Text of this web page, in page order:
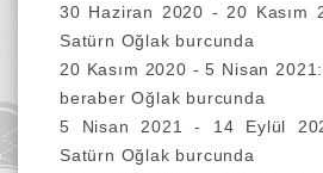
30 Haziran 2020 - 20 Kasım
Satürn Oğlak burcunda
20 Kasım 2020 - 5 Nisan
beraber Oğlak burcunda
5 Nisan 2021 - 14 Eylül
Satürn Oğlak burcunda